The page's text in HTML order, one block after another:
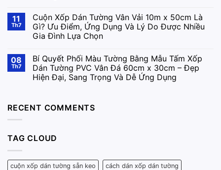
11
Th7
Cuộn Xốp Dán Tường Vân Vải 10m x 50cm Là
Gì? Ưu Điểm, Ứng Dụng Và Lý Do Được Nhiều
Gia Đình Lựa Chọn
08
Th7
Bí Quyết Phối Màu Tường Bằng Mẫu Tấm Xốp
Dán Tường PVC Vân Đá 60cm x 30cm – Đẹp
Hiện Đại, Sang Trọng Và Dễ Ứng Dụng
RECENT COMMENTS
TAG CLOUD
cuộn xốp dán tường sẵn keo cách dán xốp dán tường